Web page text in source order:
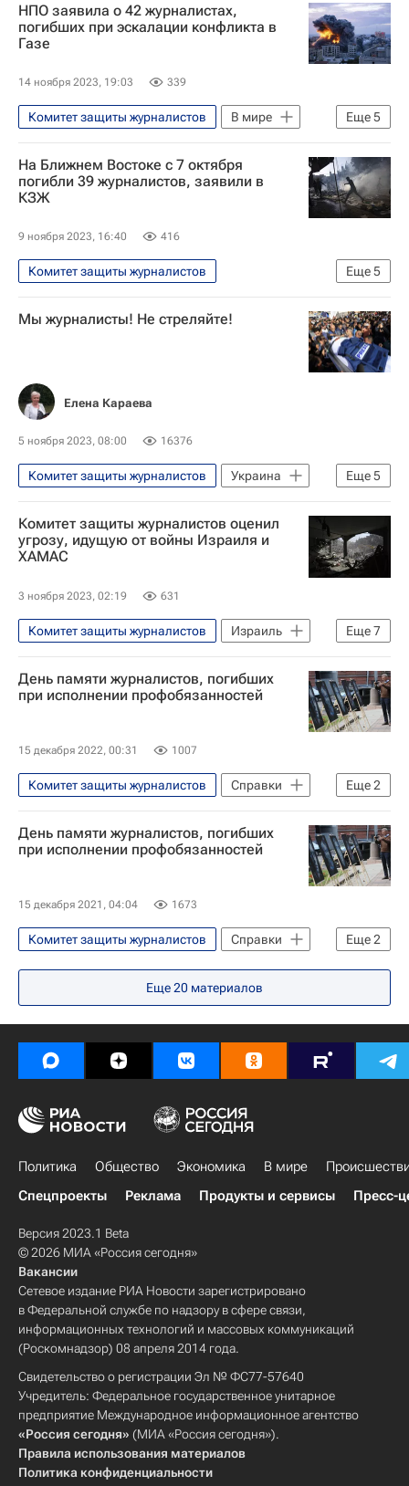
Израиль
Россия
Восточный Иерусалим
ХАМАС
ООН
НПО заявила о 42 журналистах,
погибших при эскалации конфликта в
Газе
14 ноября 2023, 19:03 339
Еще5
Комитет защиты журналистов
В мире
Израиль
Палестина
ООН
ХАМАС
На Ближнем Востоке с 7 октября
погибли 39 журналистов, заявили в
КЗЖ
9 ноября 2023, 16:40 416
Еще5
Комитет защиты журналистов
Обострение палестино-израильского конфликта в 2023 году
ХАМАС
В мире
Израиль
Мы журналисты! Не стреляйте!
Елена Караева
5 ноября 2023, 08:00 16376
Еще5
Комитет защиты журналистов
Украина
Антон Волошин
Игорь Корнелюк
Анатолий Клян
Аналитика
Комитет защиты журналистов оценил
угрозу, идущую от войны Израиля и
ХАМАС
3 ноября 2023, 02:19 631
Еще7
Комитет защиты журналистов
Израиль
Россия
Восточный Иерусалим
Владимир Путин
В мире
ХАМАС
День памяти журналистов, погибших
при исполнении профобязанностей
15 декабря 2022, 00:31 1007
Еще2
Комитет защиты журналистов
Справки
Россия
День памяти журналистов
День памяти журналистов, погибших
при исполнении профобязанностей
15 декабря 2021, 04:04 1673
Еще2
Комитет защиты журналистов
Справки
Андрей Стенин
День памяти журналистов
Еще20 материалов
Политика Общество Экономика В мире
Спецпроекты
Реклама Продукты и сервисы Пресс-
Версия 2023.1 Beta
© 2026 МИА «Россия сегодня»
Вакансии
Сетевое издание РИА Новости зарегистрировано
в Федеральной службе по надзору в сфере связи,
информационных технологий и массовых коммуникаций
(Роскомнадзор) 08 апреля 2014 года.
Свидетельство о регистрации Эл № ФС77-57640
Учредитель: Федеральное государственное унитарное
предприятие Международное информационное агентство
«Россия сегодня» (МИА «Россия сегодня»).
Правила использования материалов
Политика конфиденциальности